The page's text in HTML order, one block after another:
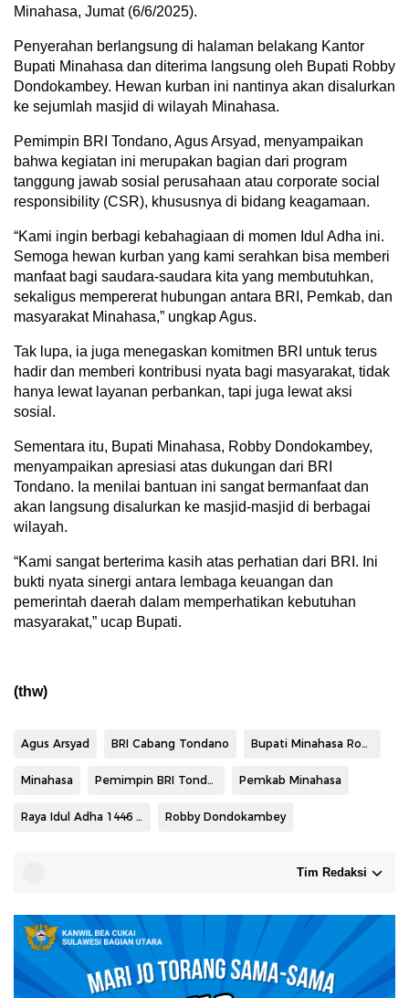
Minahasa, Jumat (6/6/2025).
Penyerahan berlangsung di halaman belakang Kantor
Bupati Minahasa dan diterima langsung oleh Bupati Robby
Dondokambey. Hewan kurban ini nantinya akan disalurkan
ke sejumlah masjid di wilayah Minahasa.
Pemimpin BRI Tondano, Agus Arsyad, menyampaikan
bahwa kegiatan ini merupakan bagian dari program
tanggung jawab sosial perusahaan atau corporate social
responsibility (CSR), khususnya di bidang keagamaan.
“Kami ingin berbagi kebahagiaan di momen Idul Adha ini.
Semoga hewan kurban yang kami serahkan bisa memberi
manfaat bagi saudara-saudara kita yang membutuhkan,
sekaligus mempererat hubungan antara BRI, Pemkab, dan
masyarakat Minahasa,” ungkap Agus.
Tak lupa, ia juga menegaskan komitmen BRI untuk terus
hadir dan memberi kontribusi nyata bagi masyarakat, tidak
hanya lewat layanan perbankan, tapi juga lewat aksi
sosial.
Sementara itu, Bupati Minahasa, Robby Dondokambey,
menyampaikan apresiasi atas dukungan dari BRI
Tondano. Ia menilai bantuan ini sangat bermanfaat dan
akan langsung disalurkan ke masjid-masjid di berbagai
wilayah.
“Kami sangat berterima kasih atas perhatian dari BRI. Ini
bukti nyata sinergi antara lembaga keuangan dan
pemerintah daerah dalam memperhatikan kebutuhan
masyarakat,” ucap Bupati.
(thw)
Agus Arsyad BRI Cabang Tondano Bupati Minahasa Robby Dondokambey
Minahasa Pemimpin BRI Tondano Agus Arsyad Pemkab Minahasa
Raya Idul Adha 1446 H Robby Dondokambey
Tim Redaksi